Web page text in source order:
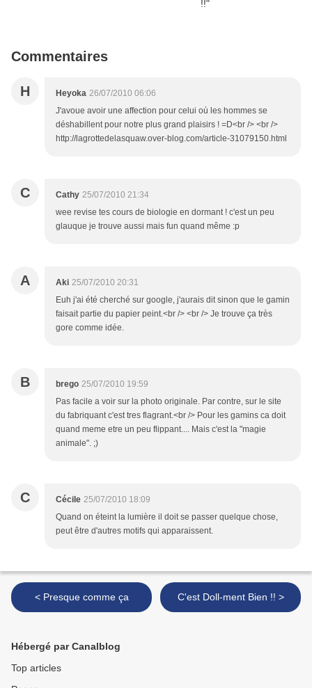
Commentaires
H Heyoka 26/07/2010 06:06
J'avoue avoir une affection pour celui où les hommes se
déshabillent pour notre plus grand plaisirs ! =D<br /> <br />
http://lagrottedelasquaw.over-blog.com/article-31079150.html
C Cathy 25/07/2010 21:34
wee revise tes cours de biologie en dormant ! c'est un peu
glauque je trouve aussi mais fun quand même :p
A Aki 25/07/2010 20:31
Euh j'ai été cherché sur google, j'aurais dit sinon que le gamin
faisait partie du papier peint.<br /> <br /> Je trouve ça très
gore comme idée.
B brego 25/07/2010 19:59
Pas facile a voir sur la photo originale. Par contre, sur le site
du fabriquant c'est tres flagrant.<br /> Pour les gamins ca doit
quand meme etre un peu flippant.... Mais c'est la "magie
animale". ;)
C Cécile 25/07/2010 18:09
Quand on éteint la lumière il doit se passer quelque chose,
peut être d'autres motifs qui apparaissent.
< Presque comme ça C'est Doll-ment Bien !! >
Hébergé par Canalblog
Top articles